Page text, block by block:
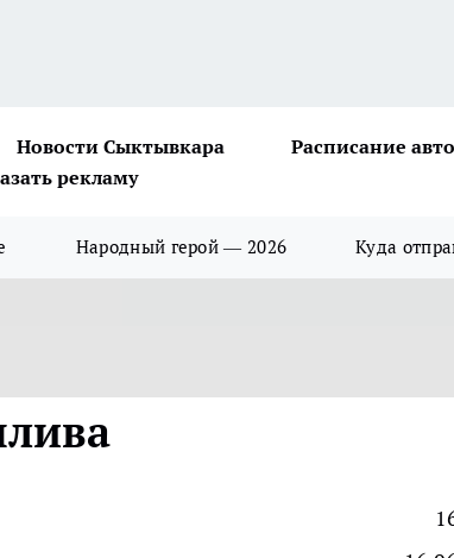
Новости Сыктывкара Расписание
рекламу
Народный герой — 2026 Куда